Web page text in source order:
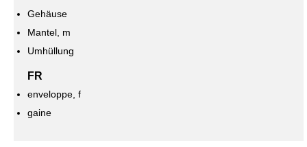
Gehäuse
Mantel, m
Umhüllung
FR
enveloppe, f
gaine